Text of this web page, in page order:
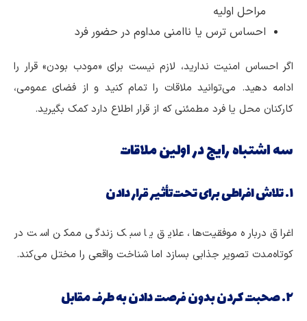
مراحل اولیه
احساس ترس یا ناامنی مداوم در حضور فرد
اگر احساس امنیت ندارید، لازم نیست برای «مودب بودن» قرار را
ادامه دهید. می‌توانید ملاقات را تمام کنید و از فضای عمومی،
کارکنان محل یا فرد مطمئنی که از قرار اطلاع دارد کمک بگیرید.
سه اشتباه رایج در اولین ملاقات
۱. تلاش افراطی برای تحت‌تأثیر قرار دادن
اغراق درباره موفقیت‌ها، علایق یا سبک زندگی ممکن است در
کوتاه‌مدت تصویر جذابی بسازد اما شناخت واقعی را مختل می‌کند.
۲. صحبت کردن بدون فرصت دادن به طرف مقابل